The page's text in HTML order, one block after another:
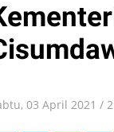
03 April 2021 /